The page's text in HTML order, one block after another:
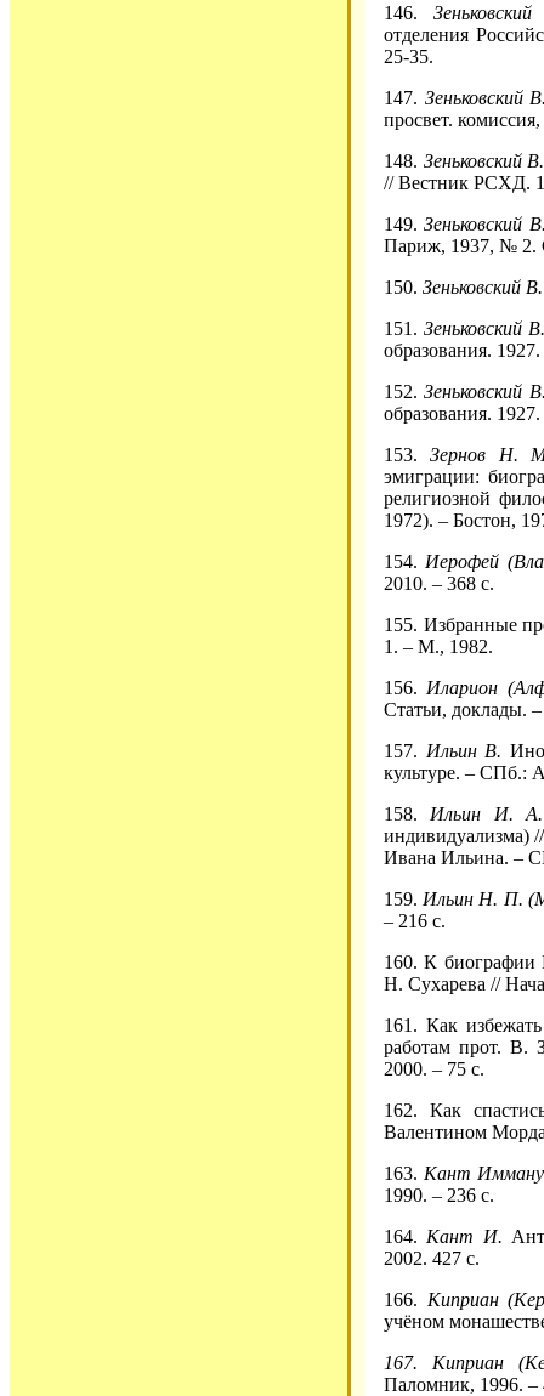
146.
отделения
25-35.
147. Зеньковский
просвет.
148. Зеньковский
// Вестник РСХД.
149.Зеньковский
Париж, 1937, № 2.
150. Зеньковский
151.Зеньковский
образования.
152.Зеньковский
образования.
153.Зернов Н.
эмиграции:
религиозной
1972). – Бостон,
154. Иерофей
2010. – 368 с.
155. Избранные
1. – М., 1982.
156. Иларион
Статьи, доклады.
157. Ильин В.
культуре. – СПб.:
158. Ильин И. А.
индивидуализма)
Ивана Ильина. –
159. Ильин Н. П.
– 216 с.
160. К биографии
Н. Сухарева //
161. Как
работам прот. В.
2000. – 75 с.
162. Как
Валентином
163. Кант
1990. – 236 с.
164. Кант И.
2002. 427 с.
166. Киприан
учёном
167. Киприан
Паломник, 1996. –